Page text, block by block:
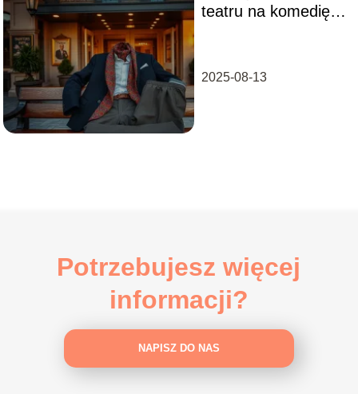
teatru na komedię:
2025-08-13
Potrzebujesz więcej
informacji?
NAPISZ DO NAS